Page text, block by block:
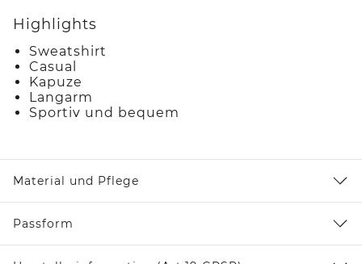
Highlights
Sweatshirt
Casual
Kapuze
Langarm
Sportiv und bequem
Material und Pflege
Passform